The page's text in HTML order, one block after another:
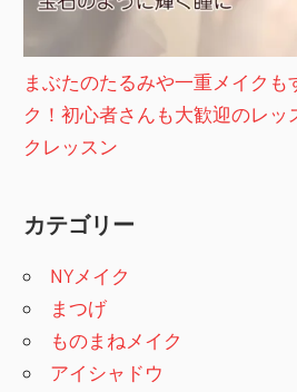
まぶたのたるみや一重メイクも
ク！初心者さんも大歓迎のレッ
クレッスン
カテゴリー
NYメイク
まつげ
ものまねメイク
アイシャドウ